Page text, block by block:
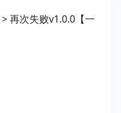
> 再次失败v1.0.0【一